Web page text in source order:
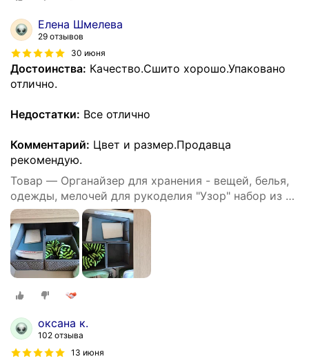
Елена Шмелева
29 отзывов
30 июня
Достоинства: Качество.Сшито хорошо.Упаковано
отлично.
Недостатки: Все отлично
Комментарий: Цвет и размер.Продавца
рекомендую.
Товар — Органайзер для хранения - вещей, белья,
одежды, мелочей для рукоделия "Узор" набор из 3х
штук
оксана к.
102 отзыва
13 июня